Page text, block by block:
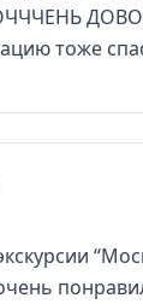
тоже